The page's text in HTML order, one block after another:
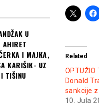
Related
OPTUŽIO
Donald
sankcije
10. Jula
U
AHIRET
I MAJKA,
KARIŠIK- UZ
TIŠINU